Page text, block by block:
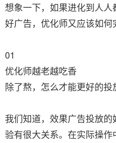
想象一下，如果进化到人
好广告，优化师又应该如何
01
优化师越老越吃香
除了熬，怎么才能更好的投
我们知道，效果广告投放
验有很大关系。在实际操